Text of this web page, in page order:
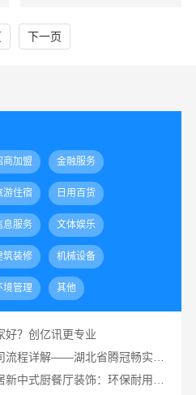
下一页
商加盟 金融服务
游住宿 日用百货
息服务 文体娱乐
筑装修 机械设备
境管理 其他
好？创亿讯更专业